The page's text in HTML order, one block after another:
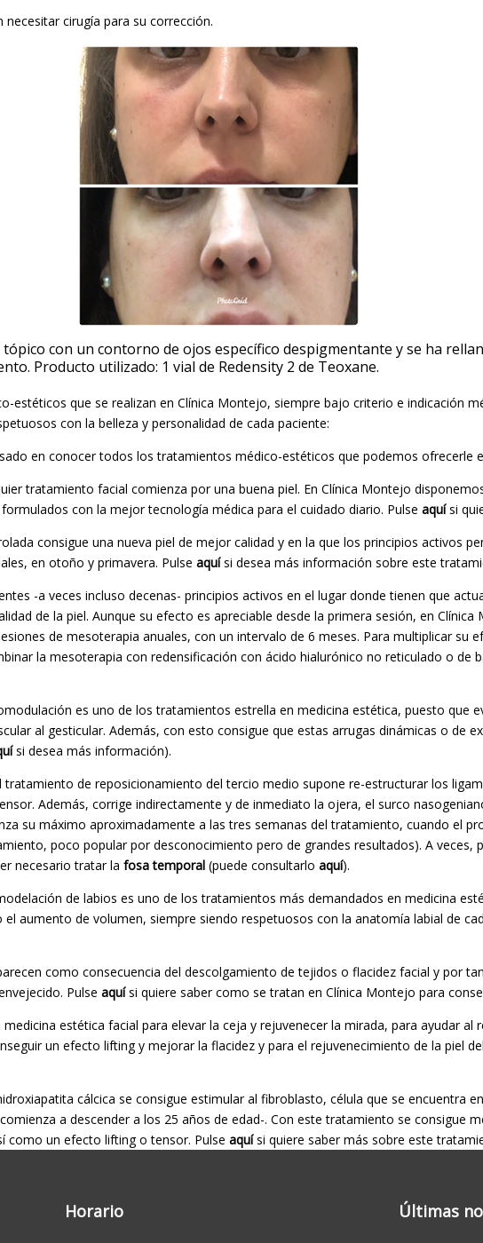
cirugía para su corrección.
con un contorno de ojos específico despigmentante y se ha
Producto utilizado: 1 vial de Redensity 2 de Teoxane.
estéticos que se realizan en Clínica Montejo, siempre bajo criterio e indicación
con la belleza y personalidad de cada paciente:
en conocer todos los tratamientos médico-estéticos que podemos ofrecerle
tratamiento facial comienza por una buena piel. En Clínica Montejo
con la mejor tecnología médica para el cuidado diario. Pulse aquísi
consigue una nueva piel de mejor calidad y en la que los principios activos
en otoño y primavera. Pulse aquísi desea más información sobre este
-a veces incluso decenas- principios activos en el lugar donde tienen que
de la piel. Aunque su efecto es apreciable desde la primera sesión, en
de mesoterapia anuales, con un intervalo de 6 meses. Para multiplicar su
la mesoterapia con redensificación con ácido hialurónico no reticulado o de
es uno de los tratamientos estrella en medicina estética, puesto que
al gesticular. Además, con esto consigue que estas arrugas dinámicas o de
si desea más información).
tratamiento de reposicionamiento del tercio medio supone re-estructurar los
Además, corrige indirectamente y de inmediato la ojera, el surco
su máximo aproximadamente a las tres semanas del tratamiento, cuando el
poco popular por desconocimiento pero de grandes resultados). A veces,
necesario tratar la fosa temporal (puede consultarlo aquí).
de labios es uno de los tratamientos más demandados en medicina
aumento de volumen, siempre siendo respetuosos con la anatomía labial de
como consecuencia del descolgamiento de tejidos o flacidez facial y por
Pulse aquísi quiere saber como se tratan en Clínica Montejo para
estética facial para elevar la ceja y rejuvenecer la mirada, para ayudar
un efecto lifting y mejorar la flacidez y para el rejuvenecimiento de la piel
cálcica se consigue estimular al fibroblasto, célula que se encuentra
a descender a los 25 años de edad-. Con este tratamiento se consigue
como un efecto lifting o tensor. Pulse aquísi quiere saber más sobre este
Horario Últimas